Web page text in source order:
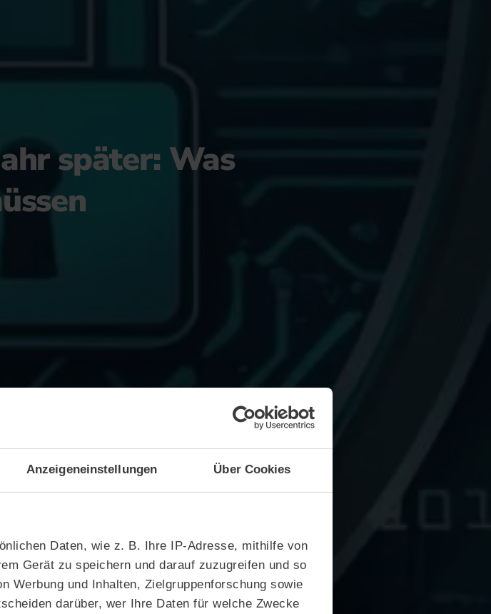
Anzeigeneinstellungen Über Cookies
Daten, wie z. B. Ihre IP-Adresse, mithilfe von
Gerät zu speichern und darauf zuzugreifen und so
Werbung und Inhalten, Zielgruppenforschung sowie
darüber, wer Ihre Daten für welche Zwecke
später: Was